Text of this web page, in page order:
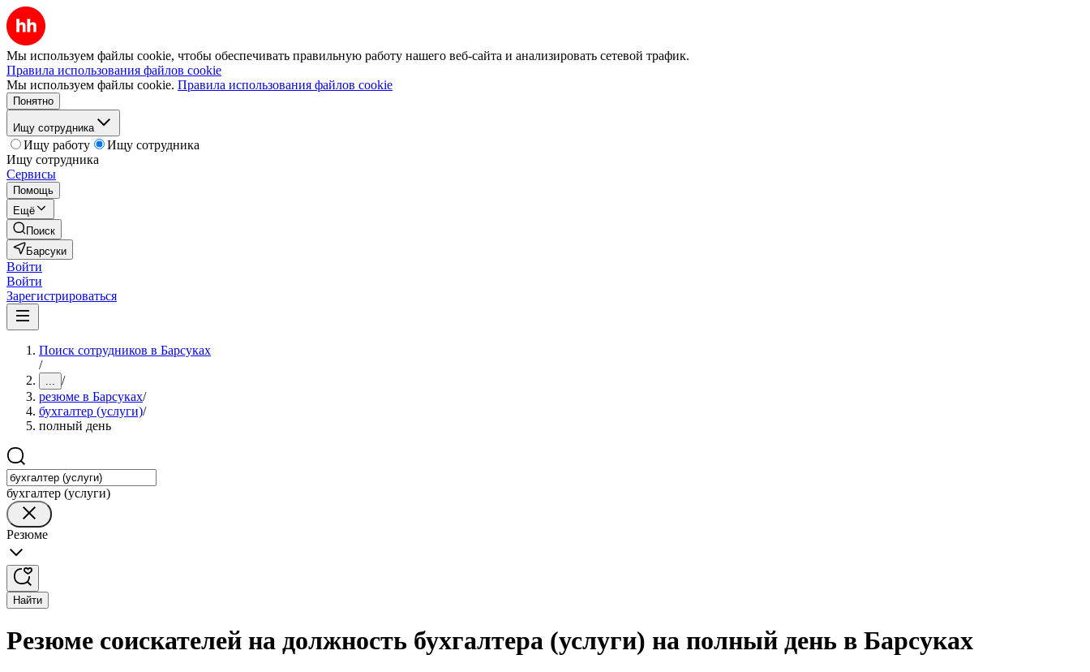
Мы используем файлы cookie, чтобы обеспечивать правильную работу нашего веб-сайта и анализировать сетевой трафик.
Правила использования файлов cookie
Мы используем файлы cookie. Правила использования файлов cookie
Понятно
Ищу сотрудника
Ищу работу
Ищу сотрудника
Ищу сотрудника
Сервисы
Помощь
Ещё
Поиск
Барсуки
Войти
Войти
Зарегистрироваться
Поиск сотрудников в Барсуках
/
... /
резюме в Барсуках/
бухгалтер (услуги)/
полный день
бухгалтер (услуги)
Резюме
Найти
Резюме соискателей на должность бухгалтера (услуги) на полный день в Барсуках